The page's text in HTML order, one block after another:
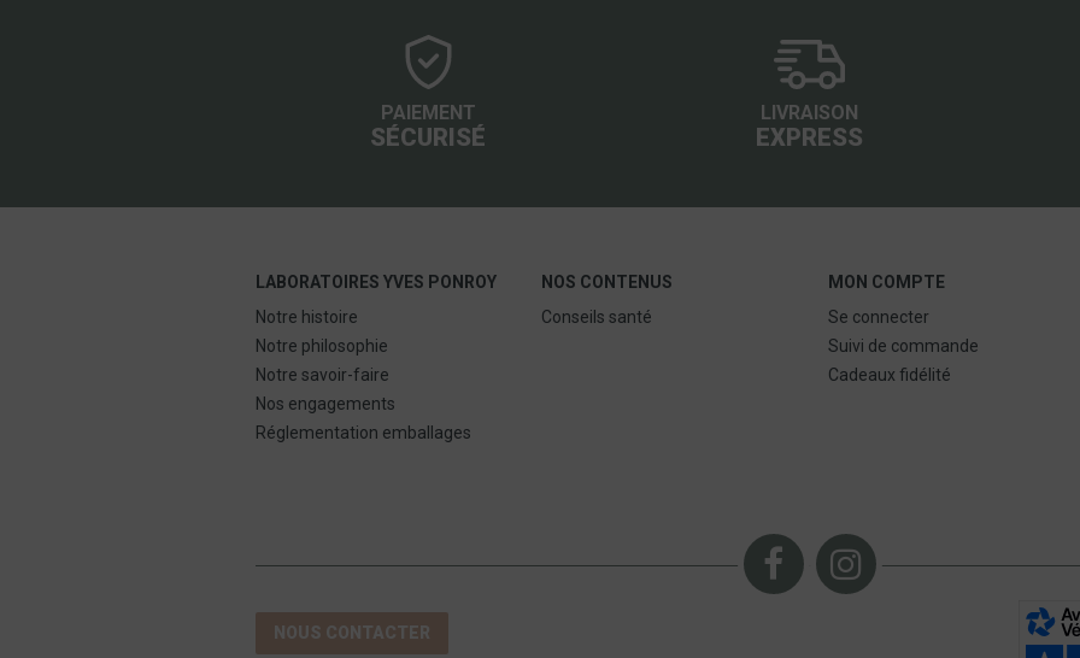
PAIEMENT
SÉCURISÉ
LIVRAISON
EXPRESS
LABORATOIRES YVES PONROY
Notre histoire
Notre philosophie
Notre savoir-faire
Nos engagements
Réglementation emballages
NOS CONTENUS
Conseils santé
MON COMPTE
Se connecter
Suivi de commande
Cadeaux fidélité
NOUS CONTACTER